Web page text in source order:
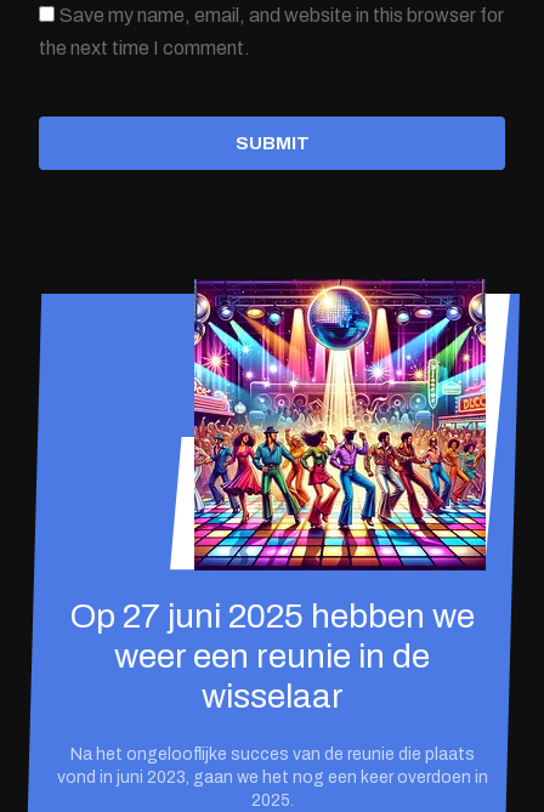
Save my name, email, and website in this browser for
the next time I comment.
SUBMIT
Op 27 juni 2025 hebben we
weer een reunie in de
wisselaar
Na het ongelooflijke succes van de reunie die plaats
vond in juni 2023, gaan we het nog een keer overdoen in
2025.